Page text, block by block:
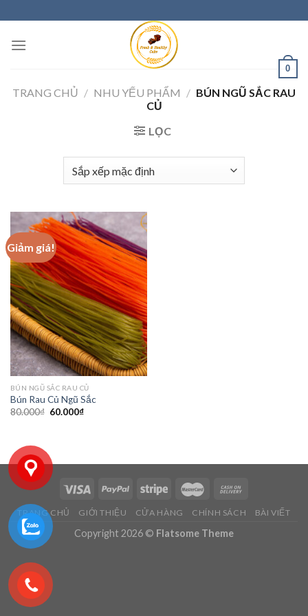
0
TRANG CHỦ / NHU YẾU PHẨM / BÚN NGŨ SẮC RAU
CỦ
LỌC
Giảm giá!
BÚN NGŨ SẮC RAU CỦ
Bún Rau Củ Ngũ Sắc
80.000₫ 60.000₫
TRANG CHỦ GIỚI THIỆU CỬA HÀNG CHÍNH SÁCH BÀI VIẾT
Copyright 2026 © Flatsome Theme